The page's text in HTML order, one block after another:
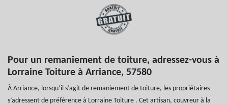
Pour un remaniement de toiture, adressez-vous à
Lorraine Toiture à Arriance, 57580
À Arriance, lorsqu’il s’agit de remaniement de toiture, les propriétaires
s’adressent de préférence à Lorraine Toiture . Cet artisan, couvreur à la